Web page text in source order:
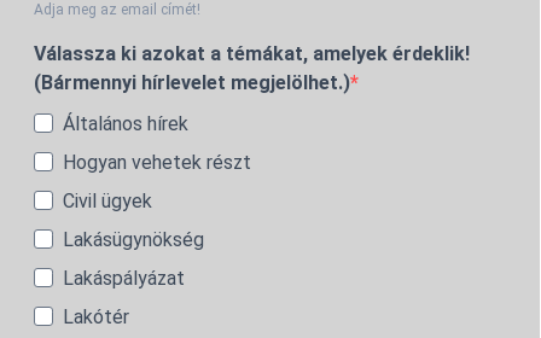
Adja meg az email címét!
Válassza ki azokat a témákat, amelyek érdeklik!
(Bármennyi hírlevelet megjelölhet.)
Általános hírek
Hogyan vehetek részt
Civil ügyek
Lakásügynökség
Lakáspályázat
Lakótér